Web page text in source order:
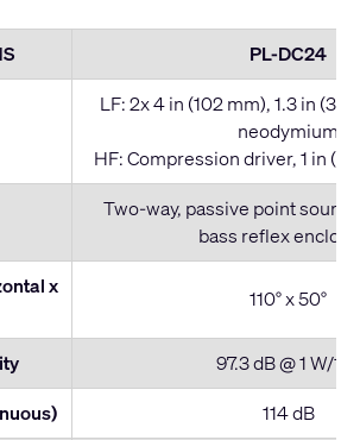
PL-DC24
LF: 2x 4 in (102 mm), 1.3 in (33
neodymium
HF: Compression driver, 1 in
Two-way, passive point
bass reflex
x
110° x 50°
97.3 dB @ 1 W/1 m
114 dB